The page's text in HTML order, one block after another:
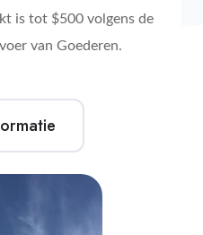
is tot $500 volgens de
van Goederen.